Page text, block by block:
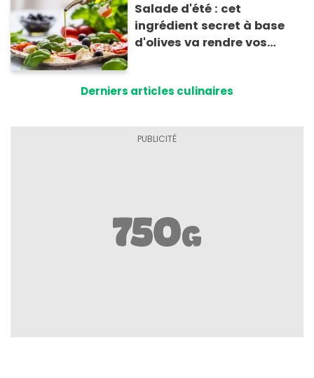
Salade d'été : cet
ingrédient secret à base
d'olives va rendre vos
Derniers articles culinaires